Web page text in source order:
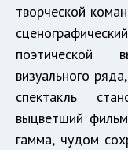
творческой
поэтической
визуального
спектакль
выцветший
гамма, чудом